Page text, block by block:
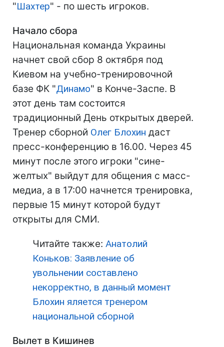
"Шахтер" - по шесть игроков.
Начало сбора
Национальная команда Украины
начнет свой сбор 8 октября под
Киевом на учебно-тренировочной
базе ФК "Динамо" в Конче-Заспе. В
этот день там состоится
традиционный День открытых дверей.
Тренер сборной Олег Блохин даст
пресс-конференцию в 16.00. Через 45
минут после этого игроки "сине-
желтых" выйдут для общения с масс-
медиа, а в 17:00 начнется тренировка,
первые 15 минут которой будут
открыты для СМИ.
Читайте также: Анатолий
Коньков: Заявление об
увольнении составлено
некорректно, в данный момент
Блохин яляется тренером
национальной сборной
Вылет в Кишинев